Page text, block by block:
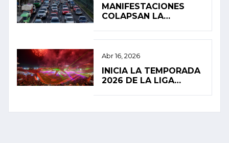
MANIFESTACIONES
COLAPSAN LA
Abr 16, 2026
INICIA LA TEMPORADA
2026 DE LA LIGA
EXPECTATIVAS